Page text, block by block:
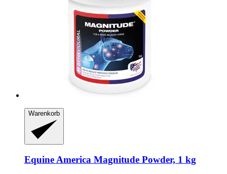
Warenkorb
Equine America Magnitude Powder, 1 kg